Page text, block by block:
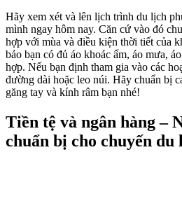
Hãy xem xét và lên lịch trình du lịch
mình ngay hôm nay. Căn cứ vào đó
hợp với mùa và điều kiện thời tiết của
bảo bạn có đủ áo khoác ấm, áo mưa,
hợp. Nếu bạn định tham gia vào các
đường dài hoặc leo núi. Hãy chuẩn bị
găng tay và kính râm bạn nhé!
Tiền tệ và ngân hàng –
chuẩn bị cho chuyến du